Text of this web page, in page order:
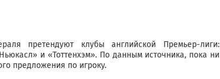
претендуют клубы английской Премьер-лиги:
и «Тоттенхэм». По данным источника, пока ни
предложения по игроку.